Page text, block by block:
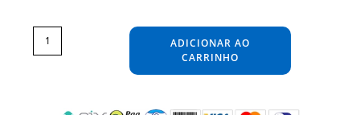
Skin
Nintendo
Swicht
Adesivo
Protetora
ADICIONAR AO
CARRINHO